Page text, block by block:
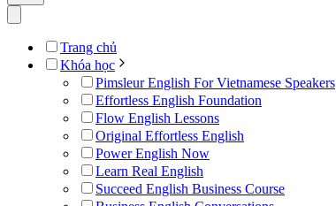
Trang chủ
Khóa học
Pimsleur English For Vietnamese Speakers
Effortless English Foundation
Flow English Lessons
Original Effortless English
Power English Now
Learn Real English
Succeed English Business Course